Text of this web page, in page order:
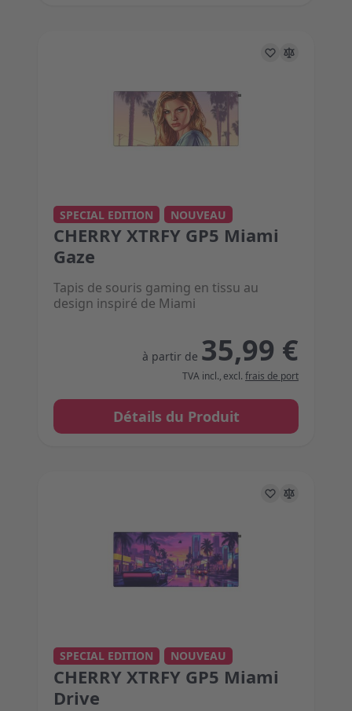
Tapis de souris gaming en tissu au
design inspiré de Miami
The price depends on the options chosen on the
SPECIAL EDITION NOUVEAU
CHERRY XTRFY GP5 Miami
Gaze
à partir de 35,99 €
TVA incl., excl. frais de port
Détails du Produit
The price depends on the options chosen on the
SPECIAL EDITION NOUVEAU
CHERRY XTRFY GP5 Miami
Drive